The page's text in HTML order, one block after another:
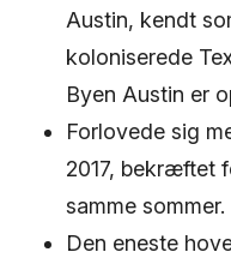
Austin, kendt
koloniserede
Byen Austin er
Forlovede sig
2017, bekræftet
samme sommer.
Den eneste